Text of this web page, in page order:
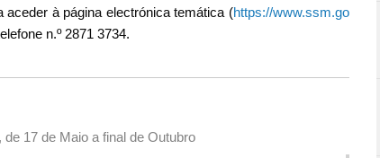
à página electrónica temática (https://www.ssm.go
n.º 2871 3734.
17 de Maio a final de Outubro